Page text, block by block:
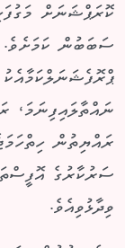
ކޮރަޕްޝަނަށް
ސަބަބުން
ނައްތާލައިފިނަމަ،
ރައްޔިތުން
ސަރުކާރުގެ
ވިދާޅުވިއެވެ.